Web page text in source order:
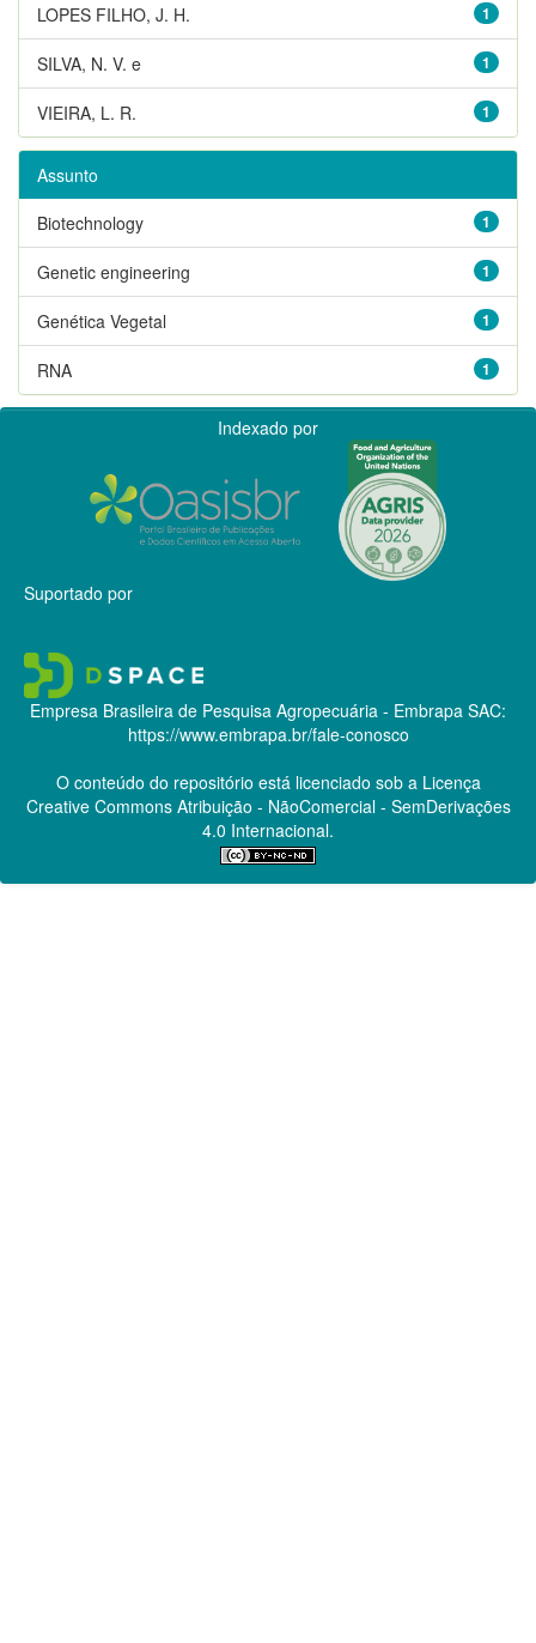
1
LOPES FILHO, J. H.
1
SILVA, N. V. e
1
VIEIRA, L. R.
Assunto
1
Biotechnology
1
Genetic engineering
1
Genética Vegetal
1
RNA
Indexado por
Suportado por
Empresa Brasileira de Pesquisa Agropecuária - Embrapa SAC:
https://www.embrapa.br/fale-conosco
O conteúdo do repositório está licenciado sob a Licença
Creative CommonsAtribuição - NãoComercial - SemDerivações
4.0 Internacional.